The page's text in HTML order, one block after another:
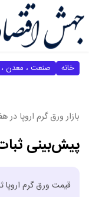
خانه صنعت ، معدن
بازار ورق گرم اروپا
پیش‌بینی
قیمت ورق گرم اروپا